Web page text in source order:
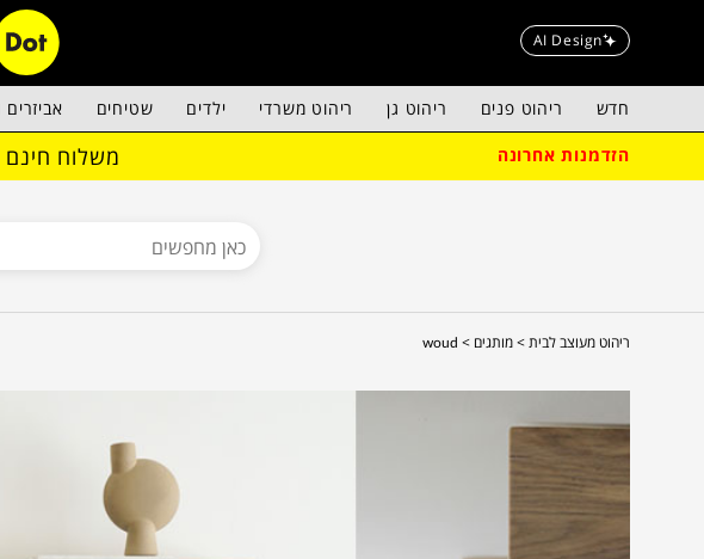
AI Design
חדש ריהוט פנים ריהוט גן ריהוט משרדי ילדים שטיחים
הזדמנות אחרונה משלוח חינם
ריהוט מעוצב לבית >מותגים > woud